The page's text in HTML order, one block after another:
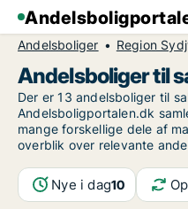
Andelsboliger Region
Andelsboliger til
Der er 13 andelsboliger til
Andelsboligportalen.dk
mange forskellige dele af
overblik over relevante
Nye i dag10